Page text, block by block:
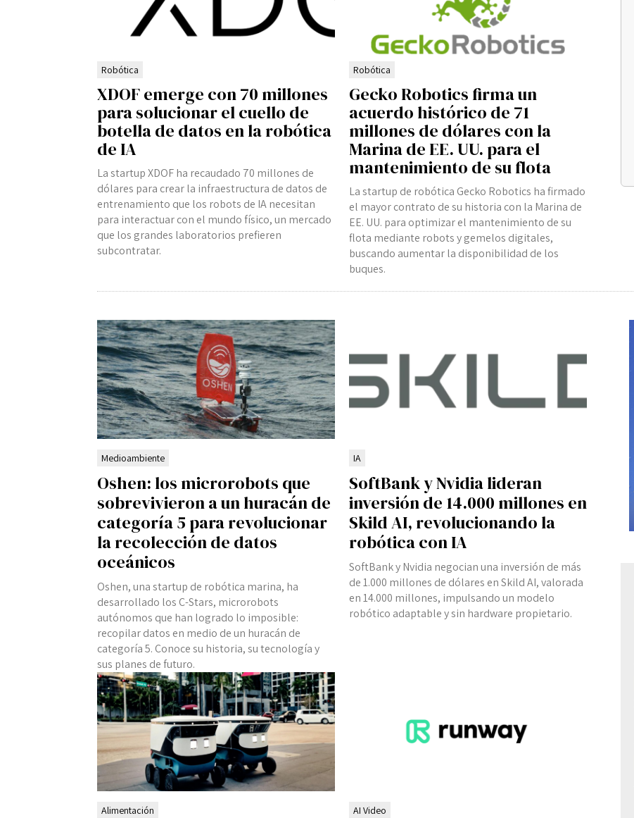
Robótica
XDOF emerge con 70 millones
para solucionar el cuello de
botella de datos en la robótica
de IA
La startup XDOF ha recaudado 70 millones de
dólares para crear la infraestructura de datos de
entrenamiento que los robots de IA necesitan
para interactuar con el mundo físico, un mercado
que los grandes laboratorios prefieren
subcontratar.
Robótica
Gecko Robotics firma un
acuerdo histórico de 71
millones de dólares con la
Marina de EE. UU. para el
mantenimiento de su flota
La startup de robótica Gecko Robotics ha firmado
el mayor contrato de su historia con la Marina de
EE. UU. para optimizar el mantenimiento de su
flota mediante robots y gemelos digitales,
buscando aumentar la disponibilidad de los
buques.
Medioambiente
Oshen: los microrobots que
sobrevivieron a un huracán de
categoría 5 para revolucionar
la recolección de datos
oceánicos
Oshen, una startup de robótica marina, ha
desarrollado los C-Stars, microrobots
autónomos que han logrado lo imposible:
recopilar datos en medio de un huracán de
categoría 5. Conoce su historia, su tecnología y
sus planes de futuro.
IA
SoftBank y Nvidia lideran
inversión de 14.000 millones en
Skild AI, revolucionando la
robótica con IA
SoftBank y Nvidia negocian una inversión de más
de 1.000 millones de dólares en Skild AI, valorada
en 14.000 millones, impulsando un modelo
robótico adaptable y sin hardware propietario.
Alimentación AI Video